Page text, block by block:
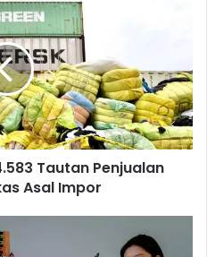
Tautan Penjualan
Asal Impor